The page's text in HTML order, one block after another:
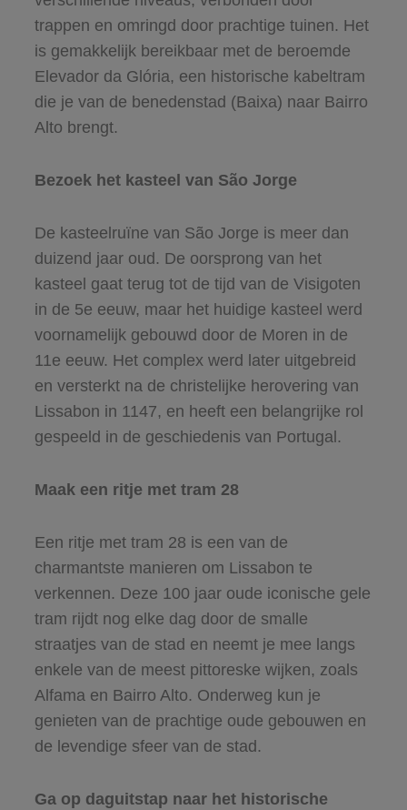
trappen en omringd door prachtige tuinen. Het
is gemakkelijk bereikbaar met de beroemde
Elevador da Glória, een historische kabeltram
die je van de benedenstad (Baixa) naar Bairro
Alto brengt.
Bezoek het kasteel van São Jorge
De kasteelruïne van São Jorge is meer dan
duizend jaar oud. De oorsprong van het
kasteel gaat terug tot de tijd van de Visigoten
in de 5e eeuw, maar het huidige kasteel werd
voornamelijk gebouwd door de Moren in de
11e eeuw. Het complex werd later uitgebreid
en versterkt na de christelijke herovering van
Lissabon in 1147, en heeft een belangrijke rol
gespeeld in de geschiedenis van Portugal.
Maak een ritje met tram 28
Een ritje met tram 28 is een van de
charmantste manieren om Lissabon te
verkennen. Deze 100 jaar oude iconische gele
tram rijdt nog elke dag door de smalle
straatjes van de stad en neemt je mee langs
enkele van de meest pittoreske wijken, zoals
Alfama en Bairro Alto. Onderweg kun je
genieten van de prachtige oude gebouwen en
de levendige sfeer van de stad.
Ga op daguitstap naar het historische